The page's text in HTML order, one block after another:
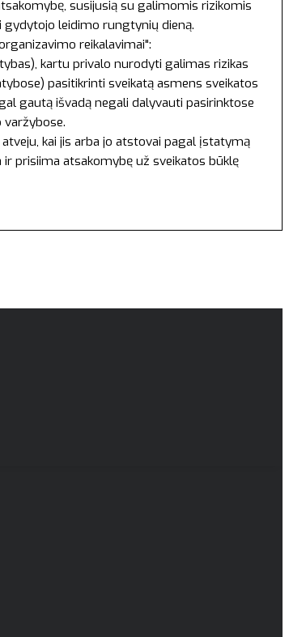
susijusią su galimomis rizikomis
leidimo rungtynių dieną.
reikalavimai":
kartu privalo nurodyti galimas rizikas
pasitikrinti sveikatą asmens sveikatos
gautą išvadą negali dalyvauti pasirinktose
kai jis arba jo atstovai pagal įstatymą
prisiima atsakomybę už sveikatos būklę